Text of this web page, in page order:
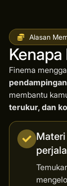
Alasan
Kenapa
Finema
membantu
terukur, dan